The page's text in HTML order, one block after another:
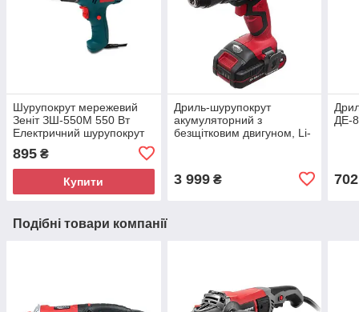
Шурупокрут мережевий
Зеніт ЗШ-550М 550 Вт
Електричний шурупокрут
895 ₴
Купити
Дриль-шурупокрут
акумуляторний з
безщітковим двигуном, Li-
3 999₴
ДЕ-
702
Подібні товари компанії